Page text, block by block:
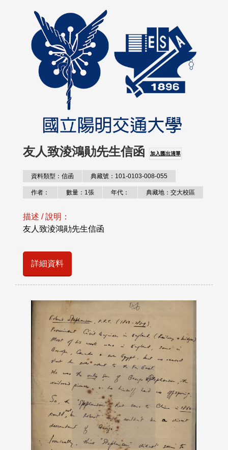
友人致淩鴻勛先生信函 加入匯出清單
資料類型：信函 典藏號：101-0103-008-055
作者： 數量：1張 年代： 典藏地：交大校區
描述 / 說明：
友人致淩鴻勛先生信函
詳細資料